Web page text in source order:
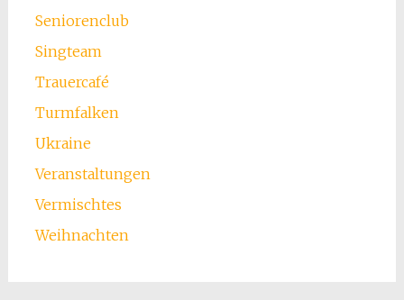
Seniorenclub
Singteam
Trauercafé
Turmfalken
Ukraine
Veranstaltungen
Vermischtes
Weihnachten